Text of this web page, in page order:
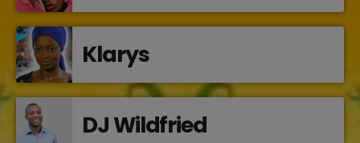
Klarys
DJ Wildfried